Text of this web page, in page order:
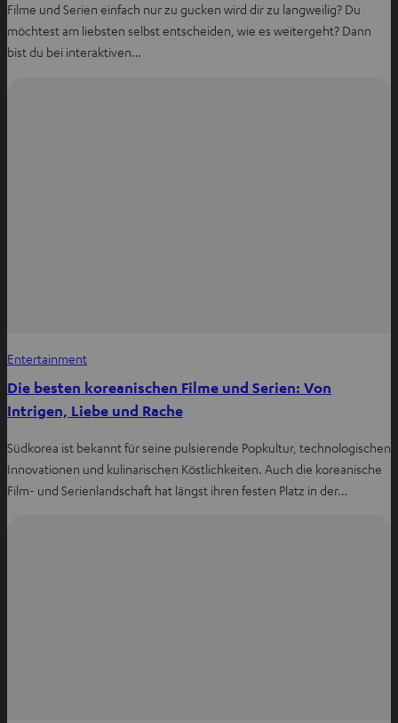
Filme und Serien einfach nur zu gucken wird dir zu langweilig? Du
möchtest am liebsten selbst entscheiden, wie es weitergeht? Dann
bist du bei interaktiven…
Entertainment
Die besten koreanischen Filme und Serien: Von
Intrigen, Liebe und Rache
Südkorea ist bekannt für seine pulsierende Popkultur, technologischen
Innovationen und kulinarischen Köstlichkeiten. Auch die koreanische
Film- und Serienlandschaft hat längst ihren festen Platz in der…